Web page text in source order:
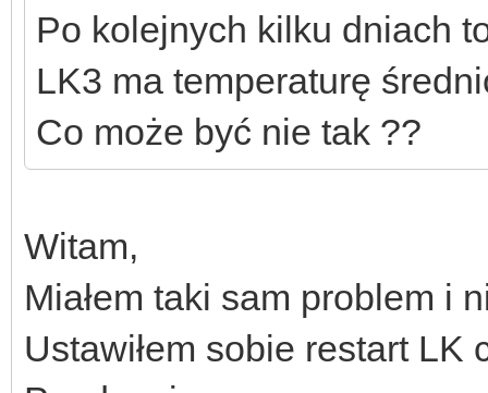
Po kolejnych kilku dniach
LK3 ma temperaturę
Co może być nie tak ??
Witam,
Miałem taki sam problem i
Ustawiłem sobie restart